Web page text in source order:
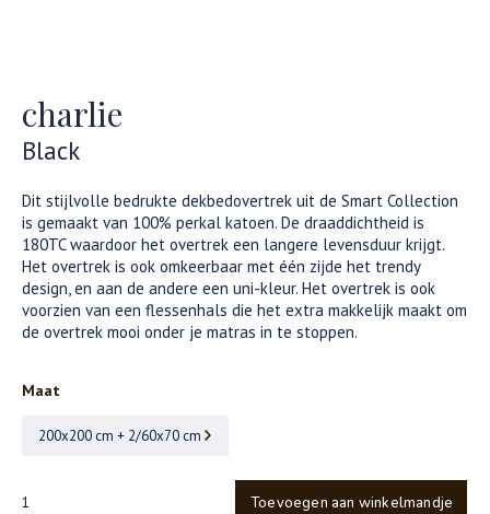
charlie
Black
Dit stijlvolle bedrukte dekbedovertrek uit de Smart Collection
is gemaakt van 100% perkal katoen. De draaddichtheid is
180TC waardoor het overtrek een langere levensduur krijgt.
Het overtrek is ook omkeerbaar met één zijde het trendy
design, en aan de andere een uni-kleur. Het overtrek is ook
voorzien van een flessenhals die het extra makkelijk maakt om
de overtrek mooi onder je matras in te stoppen.
Maat
200x200 cm + 2/60x70 cm
Toevoegen aan winkelmandje